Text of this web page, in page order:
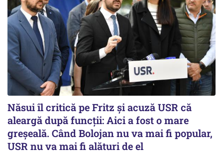
Năsui îl critică pe Fritz și acuză USR că
aleargă după funcții: Aici a fost o mare
greșeală. Când Bolojan nu va mai fi popular,
USR nu va mai fi alături de el